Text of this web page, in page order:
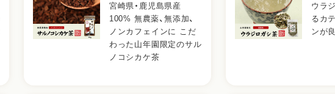
宮崎県・鹿児島県産
100% 無農薬、無添加、
ノンカフェインに こだ
わった山年園限定のサル
ノコシカケ茶
ウラ
るカ
ンが